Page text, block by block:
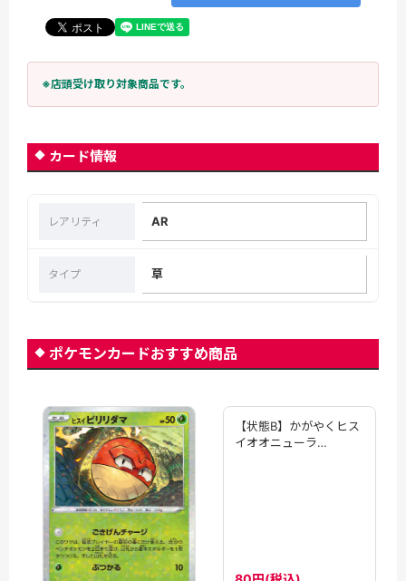
※店頭受け取り対象商品です。
カード情報
レアリティ AR
タイプ 草
ポケモンカードおすすめ商品
【状態B】かがやくヒス
イオオニューラ